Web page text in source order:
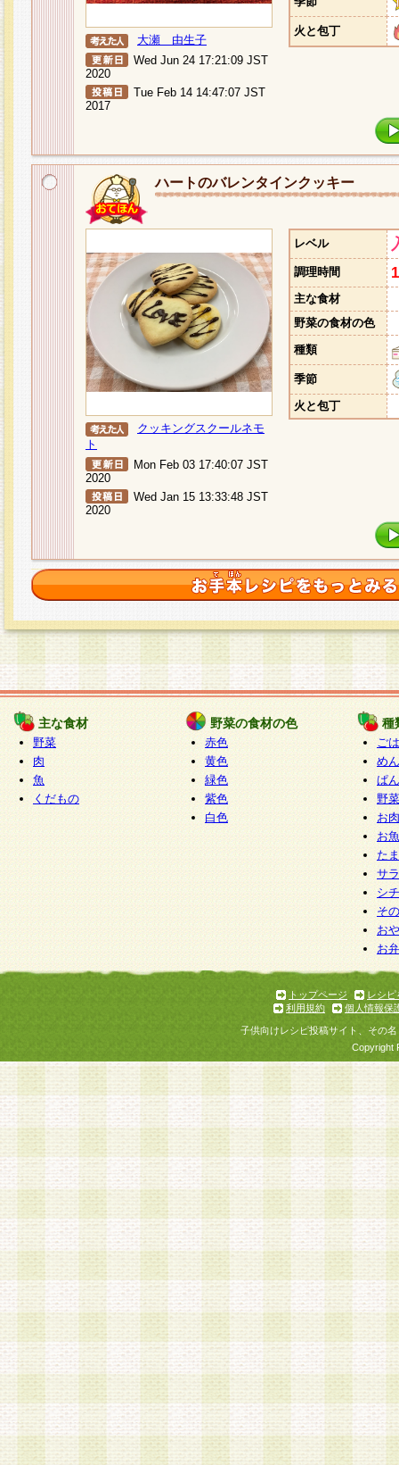
大瀬 由生子
Wed Jun 24 17:21:09 JST
2020
Tue Feb 14 14:47:07 JST
2017
火と包丁
ハートのバレンタインクッキー
クッキングスクールネモ
ト
Mon Feb 03 17:40:07 JST
2020
Wed Jan 15 13:33:48 JST
2020
レベル
調理時間
主な食材
野菜の食材の色
種類
季節
火と包丁
主な食材
野菜
肉
魚
くだもの
野菜の食材の色
赤色
黄色
緑色
紫色
白色
種
ご
めん
ぱん
野
お
お
た
サ
シ
そ
お
お
トップページ
レシピ
利用規約
個人情報保
子供向けレシピ投稿サイト、その
Copyright